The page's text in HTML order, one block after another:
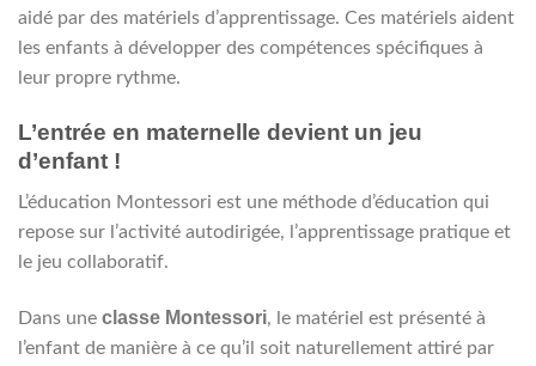
aidé par des matériels d’apprentissage. Ces matériels aident
les enfants à développer des compétences spécifiques à
leur propre rythme.
L’entrée en maternelle devient un jeu
d’enfant !
L’éducation Montessori est une méthode d’éducation qui
repose sur l’activité autodirigée, l’apprentissage pratique et
le jeu collaboratif.
Dans une classe Montessori, le matériel est présenté à
l’enfant de manière à ce qu’il soit naturellement attiré par